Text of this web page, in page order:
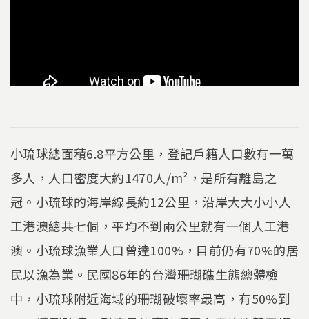
小琉球總面積6.8平方公里，登記戶籍人口數有一萬
多人，人口密度大約1470人/m²，是所有離島之
冠。小琉球的海岸線長約12公里，沿岸大大小小人
工港澳總共七個，平均不到兩公里就有一個人工港
澳。小琉球漁業人口曾達100%，目前仍有70%的居
民以漁為業。民國86年的台灣珊瑚礁生態總體檢
中，小琉球附近海域的珊瑚破壞率最高，有50%到